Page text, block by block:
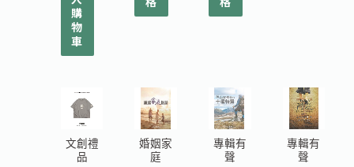
購
物
車
文創禮
品
婚姻家
庭
專輯有
聲
專輯有
聲